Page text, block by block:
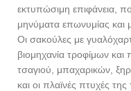
εκτυπώσιμη επιφάνεια,
μηνύματα επωνυμίας και
Οι σακούλες με
βιομηχανία τροφίμων
τσαγιού, μπαχαρικών,
και οι πλαϊνές πτυχές